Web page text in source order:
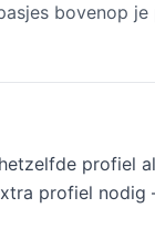
bovenop
profiel
profiel